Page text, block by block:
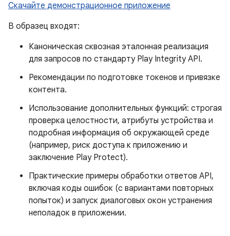
Скачайте демонстрационное приложение
В образец входят:
Каноническая сквозная эталонная реализация
для запросов по стандарту Play Integrity API.
Рекомендации по подготовке токенов и привязке
контента.
Использование дополнительных функций: строгая
проверка целостности, атрибуты устройства и
подробная информация об окружающей среде
(например, риск доступа к приложению и
заключение Play Protect).
Практические примеры обработки ответов API,
включая коды ошибок (с вариантами повторных
попыток) и запуск диалоговых окон устранения
неполадок в приложении.